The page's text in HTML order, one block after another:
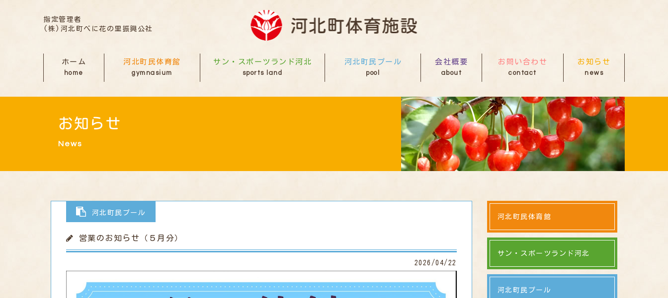
指定管理者
(株)河北町べに花の里振興公社
ホーム
home
河北町民体育館
gymnasium
サン・スポーツランド河北
sports land
河北町民プール
pool
会社概要
about
お問い合わせ
contact
お知らせ
news
お知らせ
News
河北町民プール
営業のお知らせ（５月分）
2026/04/22
河北町民体育館
サン・スポーツランド河北
河北町民プール